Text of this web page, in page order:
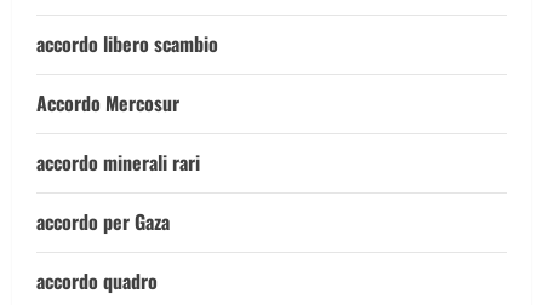
accordo libero scambio
Accordo Mercosur
accordo minerali rari
accordo per Gaza
accordo quadro